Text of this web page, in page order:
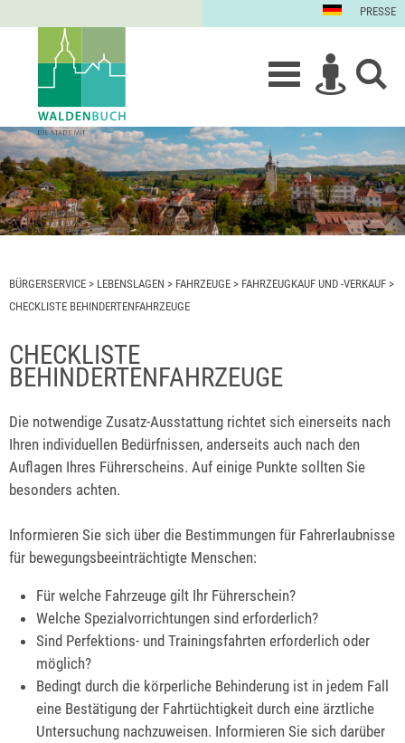
PRESSE
BÜRGERSERVICE > LEBENSLAGEN > FAHRZEUGE > FAHRZEUGKAUF UND -VERKAUF >
CHECKLISTE BEHINDERTENFAHRZEUGE
CHECKLISTE
BEHINDERTENFAHRZEUGE
Die notwendige Zusatz-Ausstattung richtet sich einerseits nach
Ihren individuellen Bedürfnissen, anderseits auch nach den
Auflagen Ihres Führerscheins. Auf einige Punkte sollten Sie
besonders achten.
Informieren Sie sich über die Bestimmungen für Fahrerlaubnisse
für bewegungsbeeinträchtigte Menschen:
Für welche Fahrzeuge gilt Ihr Führerschein?
Welche Spezialvorrichtungen sind erforderlich?
Sind Perfektions- und Trainingsfahrten erforderlich oder
möglich?
Bedingt durch die körperliche Behinderung ist in jedem Fall
eine Bestätigung der Fahrtüchtigkeit durch eine ärztliche
Untersuchung nachzuweisen. Informieren Sie sich darüber